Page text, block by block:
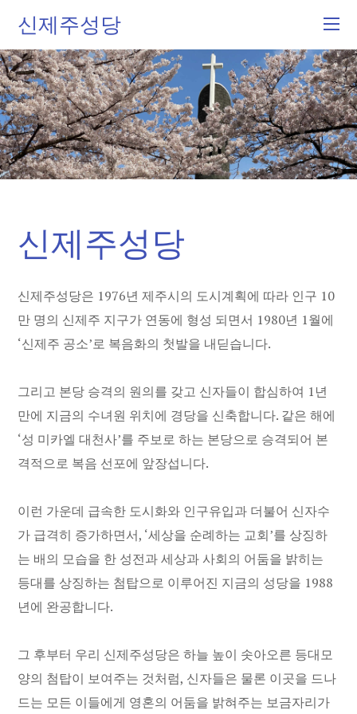
신제주성당
신제주성당
신제주성당은 1976년 제주시의 도시계획에 따라 인구 10
만 명의 신제주 지구가 연동에 형성 되면서 1980년 1월에
‘신제주 공소’로 복음화의 첫발을 내딛습니다.
그리고 본당 승격의 원의를 갖고 신자들이 합심하여 1년
만에 지금의 수녀원 위치에 경당을 신축합니다. 같은 해에
‘성 미카엘 대천사’를 주보로 하는 본당으로 승격되어 본
격적으로 복음 선포에 앞장섭니다.
이런 가운데 급속한 도시화와 인구유입과 더불어 신자수
가 급격히 증가하면서, ‘세상을 순례하는 교회’를 상징하
는 배의 모습을 한 성전과 세상과 사회의 어둠을 밝히는
등대를 상징하는 첨탑으로 이루어진 지금의 성당을 1988
년에 완공합니다.
그 후부터 우리 신제주성당은 하늘 높이 솟아오른 등대모
양의 첨탑이 보여주는 것처럼, 신자들은 물론 이곳을 드나
드는 모든 이들에게 영혼의 어둠을 밝혀주는 보금자리가